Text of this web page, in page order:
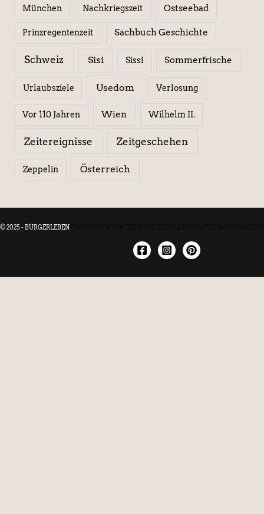
München Nachkriegszeit Ostseebad
Prinzregentenzeit Sachbuch Geschichte
Schweiz Sisi Sissi Sommerfrische
Urlaubsziele Usedom Verlosung
Vor 110 Jahren Wien Wilhelm II.
Zeitereignisse Zeitgeschehen
Zeppelin Österreich
© 2025 - BÜRGERLEBEN